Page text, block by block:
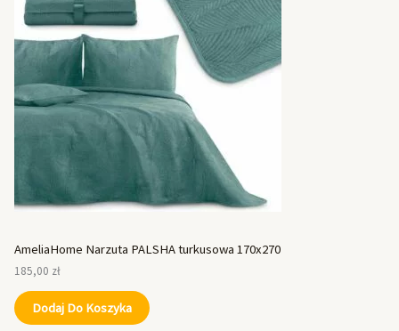
AmeliaHome Narzuta PALSHA turkusowa 170x270
185,00 zł
Dodaj Do Koszyka